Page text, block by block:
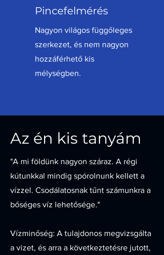
Pincefelmérés
Nagyon világos függőleges
szerkezet, és nem nagyon
hozzáférhető kis
mélységben.
Az én kis tanyám
"A mi földünk nagyon száraz. A régi
kútunkkal mindig spórolnunk kellett a
vízzel. Csodálatosnak tűnt számunkra a
bőséges víz lehetősége."
Vízminőség: A tulajdonos megvizsgálta
a vizet, és arra a következtetésre jutott,